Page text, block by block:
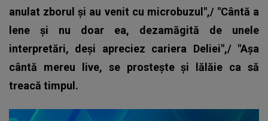
anulat zborul și au venit cu microbuzul",/ "Cântă a
lene și nu doar ea, dezamăgită de unele
interpretări, deși apreciez cariera Deliei",/ "Așa
cântă mereu live, se prostește și lălăie ca să
treacă timpul.